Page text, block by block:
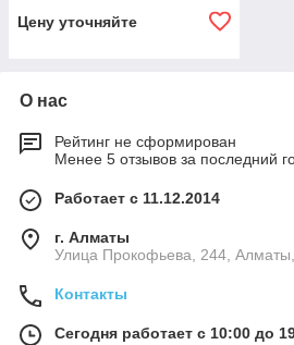
Цену уточняйте
О нас
Рейтинг не сформирован
Менее 5 отзывов за последний
Работает с 11.12.2014
г. Алматы
​Улица Прокофьева, 244, Алматы,
Контакты
Сегодня работает с 10:00 до